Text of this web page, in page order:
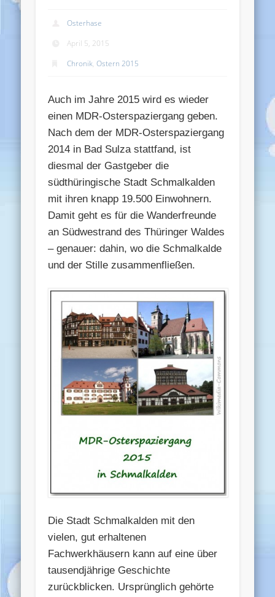
Osterhase
April 5, 2015
Chronik,Ostern 2015
Auch im Jahre 2015 wird es wieder
einen MDR-Osterspaziergang geben.
Nach dem der MDR-Osterspaziergang
2014 in Bad Sulza stattfand, ist
diesmal der Gastgeber die
südthüringische Stadt Schmalkalden
mit ihren knapp 19.500 Einwohnern.
Damit geht es für die Wanderfreunde
an Südwestrand des Thüringer Waldes
– genauer: dahin, wo die Schmalkalde
und der Stille zusammenfließen.
Die Stadt Schmalkalden mit den
vielen, gut erhaltenen
Fachwerkhäusern kann auf eine über
tausendjährige Geschichte
zurückblicken. Ursprünglich gehörte